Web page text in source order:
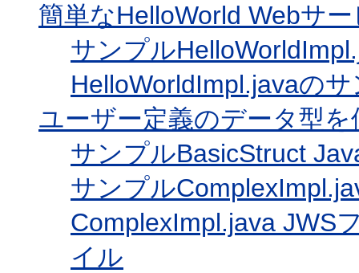
簡単なHelloWorld Webサ
サンプル
HelloWorldImpl.javaの
ユーザー定義のデータ型
サンプルBasicStruct
サンプル
ComplexImpl.java JWS
イル